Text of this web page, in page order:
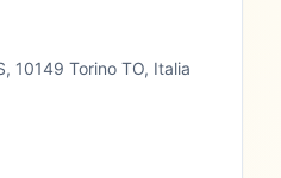
10149 Torino TO, Italia